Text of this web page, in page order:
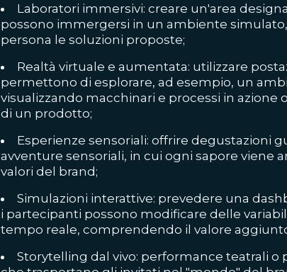
Laboratori immersivi: creare un'area
possono immergersi in un ambiente
persona le soluzioni proposte;
Realtà virtuale e aumentata: utilizzare
permettono di esplorare, ad esempio, un
visualizzando macchinari e processi in azione
di un prodotto;
Esperienze sensoriali: offrire degustazioni
avventure sensoriali, in cui ogni sapore viene
valori del brand;
Simulazioni interattive: prevedere una
i partecipanti possono modificare delle
tempo reale, comprendendo il valore
Storytelling dal vivo: performance teatrali